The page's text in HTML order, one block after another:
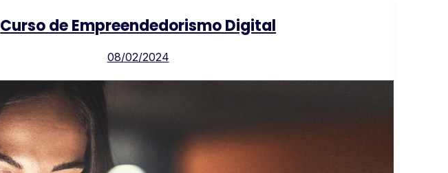
Curso de Empreendedorismo Digital
08/02/2024